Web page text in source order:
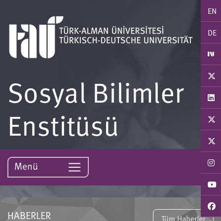
EN
DE
Sosyal Bilimler
Enstitüsü
Menü
HABERLER Tüm Haberler